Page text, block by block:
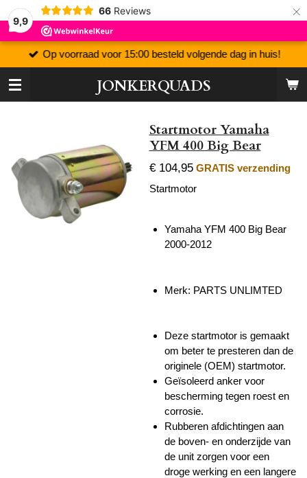
9,9
66 Reviews ×
JONKERQUADS
Op voorraad voor 15:00 besteld volgende dag in huis!
Startmotor Yamaha
YFM 400 Big Bear
€ 104,95 GRATIS verzending
Startmotor
Yamaha YFM 400 Big Bear
2000-2012
Merk: PARTS UNLIMTED
Deze startmotor is gemaakt
om beter te presteren dan de
originele (OEM) startmotor.
Geïsoleerd anker voor
bescherming tegen roest en
corrosie.
Rubberen afdichtingen aan
de boven- en onderzijde van
de unit zorgen voor een
droge werking en een langere